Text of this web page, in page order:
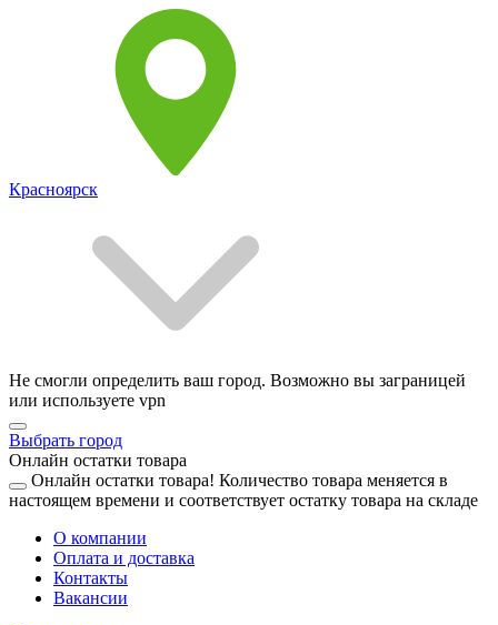
Красноярск
Не смогли определить ваш город. Возможно вы заграницей
или используете vpn
Выбрать город
Онлайн остатки товара
Онлайн остатки товара! Количество товара меняется в
настоящем времени и соответствует остатку товара на складе
О компании
Оплата и доставка
Контакты
Вакансии